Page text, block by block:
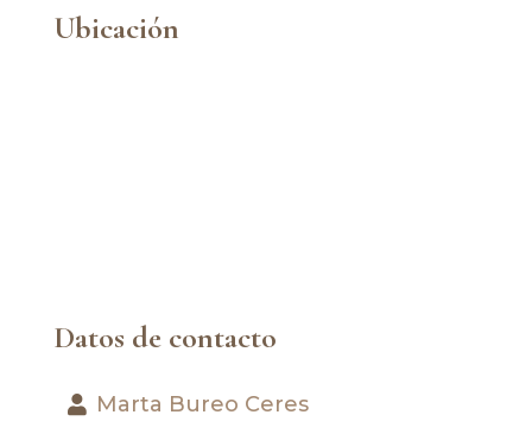
Ubicación
Datos de contacto
Marta Bureo Ceres